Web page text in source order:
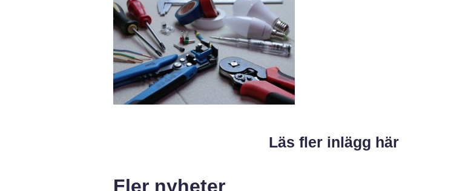
Läs fler inlägg här
Fler nyheter